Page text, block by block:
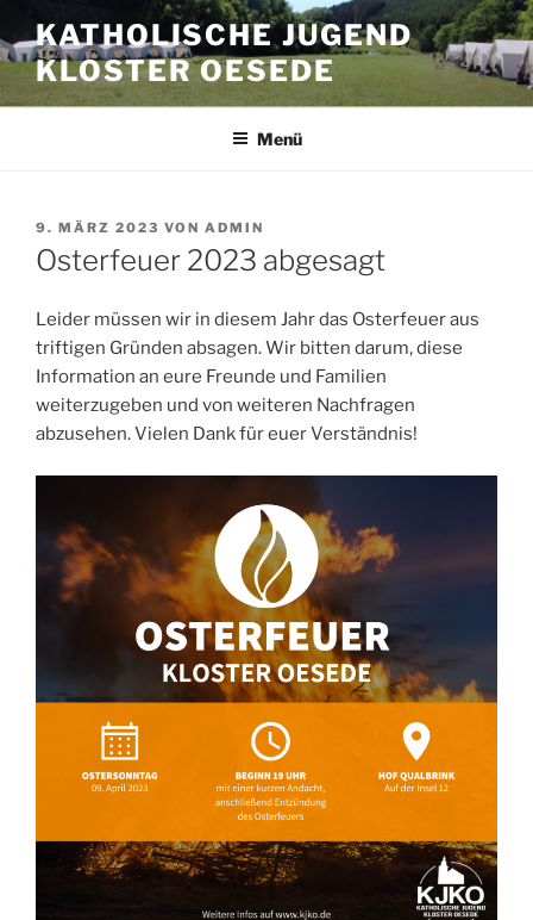
Inhalt
springen
KATHOLISCHE JUGEND
KLOSTER OESEDE
Menü
VERÖFFENTLICHT
AM
9. MÄRZ 2023 VON ADMIN
Osterfeuer 2023 abgesagt
Leider müssen wir in diesem Jahr das Osterfeuer aus
triftigen Gründen absagen. Wir bitten darum, diese
Information an eure Freunde und Familien
weiterzugeben und von weiteren Nachfragen
abzusehen. Vielen Dank für euer Verständnis!